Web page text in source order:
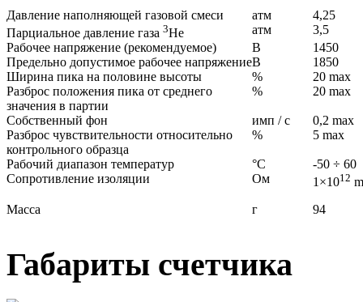
Давление наполняющей газовой смеси атм
4,25
Парциальное давление газа 3Не атм
3,5
Рабочее напряжение (рекомендуемое)
В
1450
Предельно допустимое рабочее напряжениеВ
1850
Ширина пика на половине высоты
%
20 max
Разброс положения пика от среднего
значения в партии
% 20 max
Собственный фон имп / с
0,2 max
Разброс чувствительности относительно
контрольного образца
% 5 max
Рабочий диапазон температур °С
-50 ÷ 60
Сопротивление изоляции
Ом 1×1012
Масса
г 94
Габариты счетчика